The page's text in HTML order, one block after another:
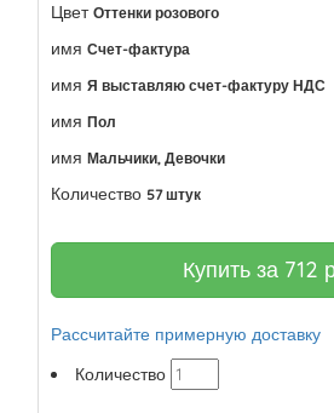
Цвет Оттенки розового
имя Счет-фактура
имя Я выставляю счет-фактуру НДС
имя Пол
имя Мальчики, Девочки
Количество 57 штук
Купить за 712
Рассчитайте примерную доставку
Количество